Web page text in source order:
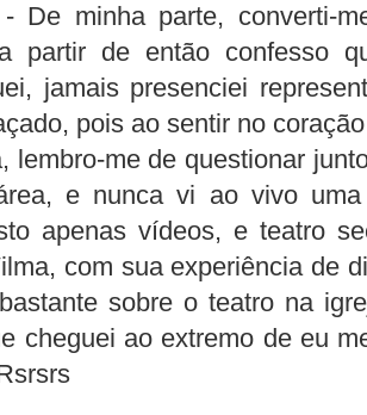
- De minha parte, converti-
partir de então confesso
jamais presenciei
pois ao sentir no
lembro-me de questionar
e nunca vi ao vivo uma
apenas vídeos, e teatro
com sua experiência de
sobre o teatro na
cheguei ao extremo de eu